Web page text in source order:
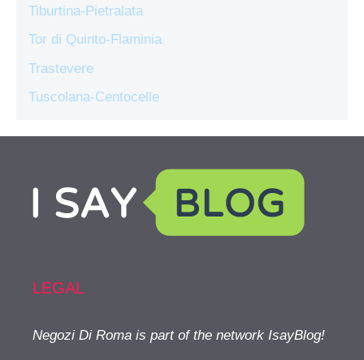
Tiburtina-Pietralata
Tor di Quinto-Flaminia
Trastevere
Tuscolana-Centocelle
LEGAL
Negozi Di Roma is part of the network IsayBlog!